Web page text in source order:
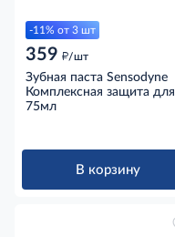
-11% от 3 шт
359 д/шт
Зубная паста Sensodyne
Комплексная защита для
чувствительных зубов
75мл
В корзину